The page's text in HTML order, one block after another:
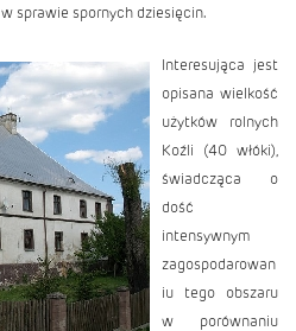
sprawie spornych dziesięcin.
Interesująca jest
opisana wielkość
użytków rolnych
Koźli (40 włóki),
świadcząca o
dość
intensywnym
zagospodarowan
iu tego obszaru
w porównaniu